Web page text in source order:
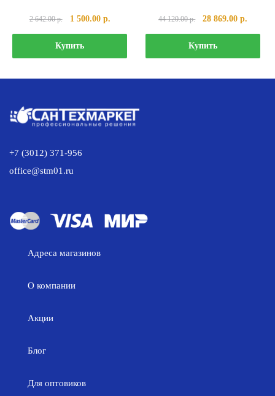
2 642.00р.
Первоначальная
цена
составляла
2
1 500.00 р.Текущая
цена:
500.00 р..
Купить
44 120.00р.
Первоначальная
цена
составляла
44
28 869.00р.
цена:
869.00
Купить
+7 (3012) 371-956
office@stm01.ru
Адреса магазинов
О компании
Акции
Блог
Для оптовиков